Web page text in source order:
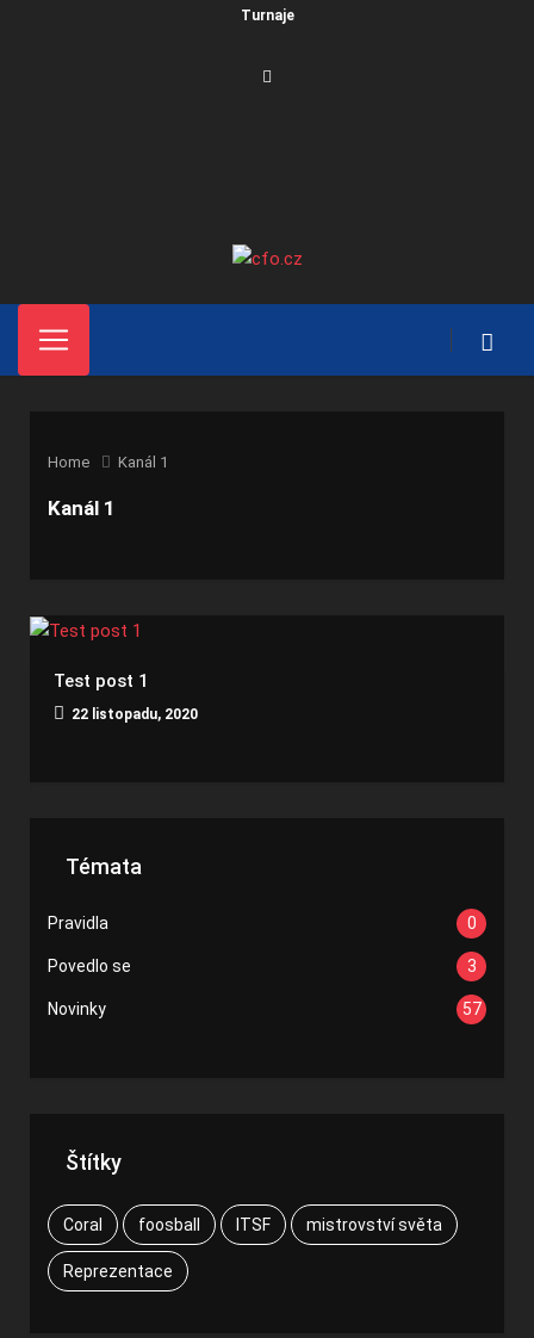
Turnaje
Home Kanál 1
Kanál 1
Test post 1
22 listopadu, 2020
Témata
Pravidla 0
Povedlo se 3
Novinky 57
Štítky
Coral foosball ITSF mistrovství světa
Reprezentace